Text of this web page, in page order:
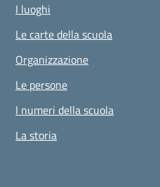
I luoghi
Le carte della scuola
Organizzazione
Le persone
I numeri della scuola
La storiaPagina attuale